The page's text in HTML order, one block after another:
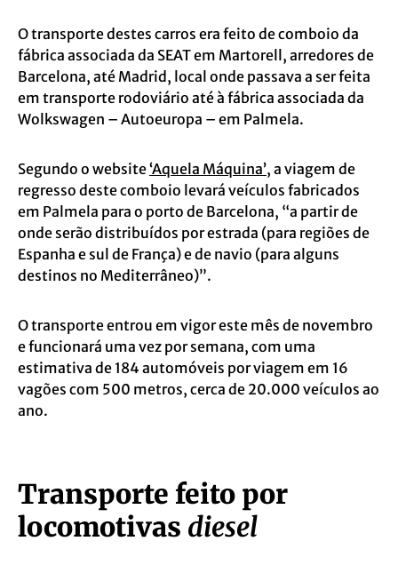
O transporte destes carros era feito de comboio da
fábrica associada da SEAT em Martorell, arredores de
Barcelona, até Madrid, local onde passava a ser feita
em transporte rodoviário até à fábrica associada da
Wolkswagen – Autoeuropa – em Palmela.
Segundo o website‘Aquela Máquina’, a viagem de
regresso deste comboio levará veículos fabricados
em Palmela para o porto de Barcelona, “a partir de
onde serão distribuídos por estrada (para regiões de
Espanha e sul de França) e de navio (para alguns
destinos no Mediterrâneo)”.
O transporte entrou em vigor este mês de novembro
e funcionará uma vez por semana, com uma
estimativa de 184 automóveis por viagem em 16
vagões com 500 metros, cerca de 20.000 veículos ao
ano.
Transporte feito por
locomotivas diesel